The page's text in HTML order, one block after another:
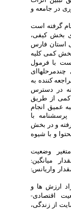
در جامعه و
گرفته است
بخش کیفی،
فارس
کمی کلیه
با فرمول
کننده به
در دسترس
از طریق
انجام
با
و در بخش
و با شیوه
وضعیت
میانگین:
معیار: 30003/3 و مقدار واریانس:
ارزش ها و
اقتصادی-
از زندگی،